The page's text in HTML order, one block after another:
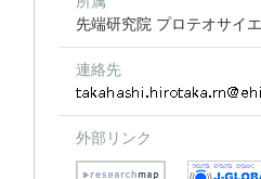
先端研究院 プロテオサイ
連絡先
外部リンク